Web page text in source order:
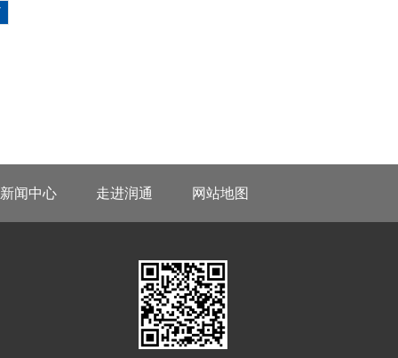
新闻中心 走进润通 网站地图